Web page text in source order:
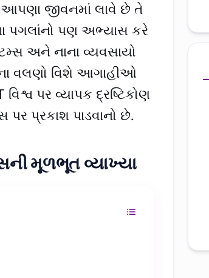
જીવનમાં લાવે છે તે
પગલાંનો પણ અભ્યાસ કરે
અને નાના વ્યવસાયો
વલણો વિશે આગાહીઓ
પર વ્યાપક દ્રષ્ટિકોણ
પર પ્રકાશ પાડવાનો છે.
મૂળભૂત વ્યાખ્યા